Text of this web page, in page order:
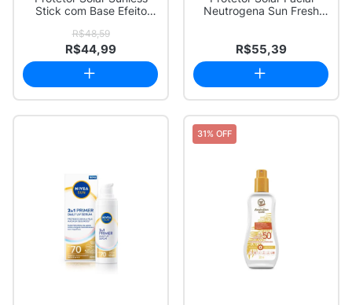
Stick com Base Efeito
R$48,59
R$44,99
Neutrogena Sun Fresh
R$55,39
31% OFF